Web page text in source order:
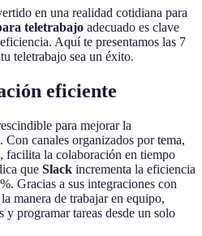
en una realidad cotidiana para
teletrabajo adecuado es clave
Aquí te presentamos las 7
teletrabajo sea un éxito.
eficiente
para mejorar la
canales organizados por tema,
facilita la colaboración en tiempo
que Slack incrementa la eficiencia
Gracias a sus integraciones con
manera de trabajar en equipo,
programar tareas desde un solo